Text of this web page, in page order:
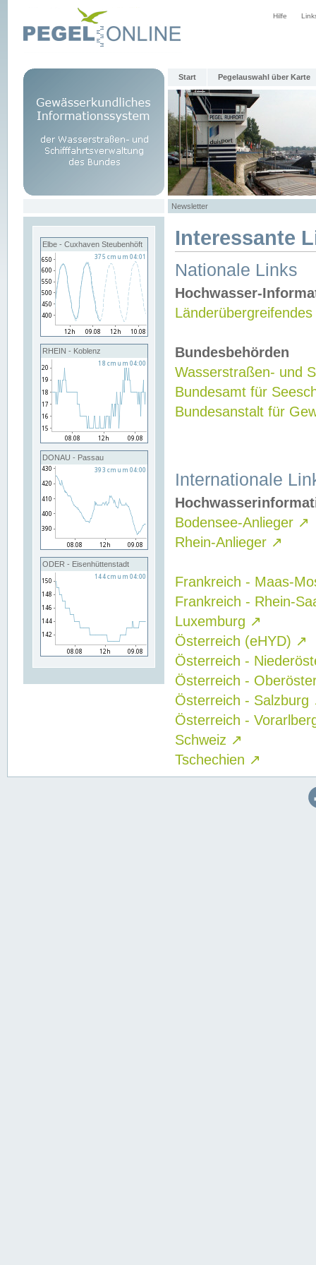
Hilfe
Start Pegelauswahl über Karte
Newsletter
Elbe - Cuxhaven Steubenhöft
RHEIN - Koblenz
DONAU - Passau
ODER - Eisenhüttenstadt
Interessante
Nationale Links
Hochwasser-
Bundesbehörden
Wasserstraßen- und
Bundesamt für
Bundesanstalt für
Internationale
Bodensee-Anlieger ↗
Rhein-Anlieger ↗
Frankreich - Maas-
Frankreich - Rhein-
Luxemburg ↗
Österreich (eHYD) ↗
Österreich -
Österreich -
Österreich - Salzburg
Österreich -
Schweiz ↗
Tschechien ↗